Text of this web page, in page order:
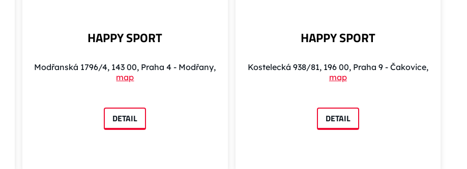
HAPPY SPORT
Modřanská 1796/4, 143 00, Praha 4 - Modřany,
map
DETAIL
HAPPY SPORT
Kostelecká 938/81, 196 00, Praha 9 - Čakovice,
map
DETAIL